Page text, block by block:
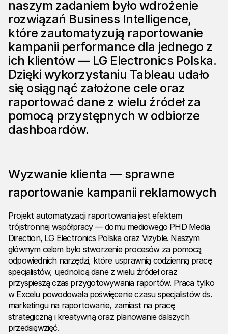
naszym zadaniem było wdrożenie
rozwiązań Business Intelligence,
które zautomatyzują raportowanie
kampanii performance dla jednego z
ich klientów — LG Electronics Polska.
Dzięki wykorzystaniu Tableau udało
się osiągnąć założone cele oraz
raportować dane z wielu źródeł za
pomocą przystępnych w odbiorze
dashboardów.
Wyzwanie klienta — sprawne
raportowanie kampanii reklamowych
Projekt automatyzacji raportowania jest efektem
trójstronnej współpracy — domu mediowego PHD Media
Direction, LG Electronics Polska oraz Vizyble. Naszym
głównym celem było stworzenie procesów za pomocą
odpowiednich narzędzi, które usprawnią codzienną pracę
specjalistów, ujednolicą dane z wielu źródeł oraz
przyspieszą czas przygotowywania raportów. Praca tylko
w Excelu powodowała poświęcenie czasu specjalistów ds.
marketingu na raportowanie, zamiast na pracę
strategiczną i kreatywną oraz planowanie dalszych
przedsięwzięć.